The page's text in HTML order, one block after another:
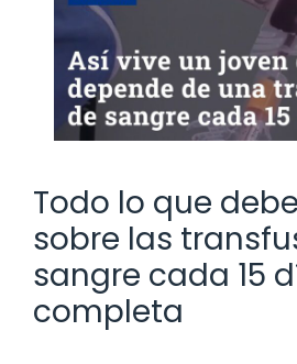
Todo lo que
sobre las
sangre cada 15
completa